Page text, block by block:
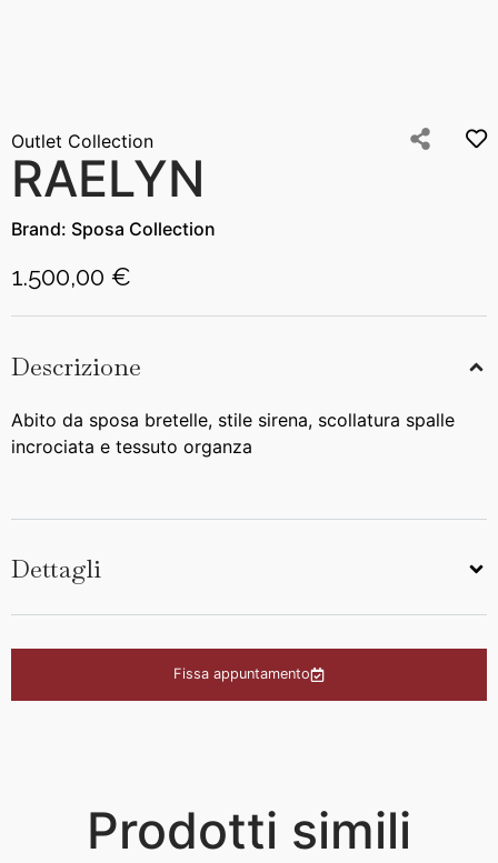
Outlet Collection
RAELYN
Brand: Sposa Collection
1.500,00 €
Descrizione
Abito da sposa bretelle, stile sirena, scollatura spalle
incrociata e tessuto organza
Dettagli
Fissa appuntamento
Prodotti simili